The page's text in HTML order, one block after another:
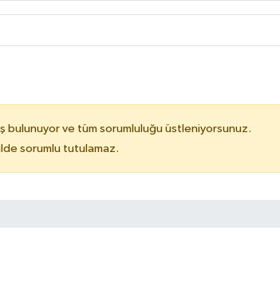
bulunuyor ve tüm sorumluluğu üstleniyorsunuz.
sorumlu tutulamaz.